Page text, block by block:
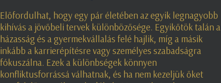
Előfordulhat, hogy egy pár életében az egyik legnagyobb
kihívás a jövőbeli tervek különbözősége. Egyikőtök talán a
házasság és a gyermekvállalás felé hajlik, míg a másik
inkább a karrierépítésre vagy személyes szabadságra
fókuszálna. Ezek a különbségek könnyen
konfliktusforrássá válhatnak, és ha nem kezeljük őket